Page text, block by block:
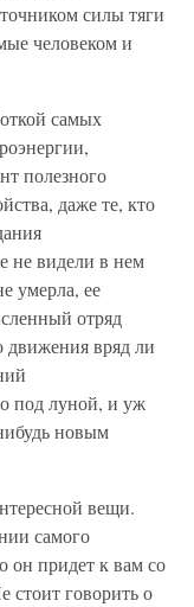
силы тяги
человеком и
самых
полезного
даже те, кто
не видели в нем
умерла, ее
отряд
движения вряд ли
под луной, и уж
новым
вещи.
самого
он придет к вам со
стоит говорить о